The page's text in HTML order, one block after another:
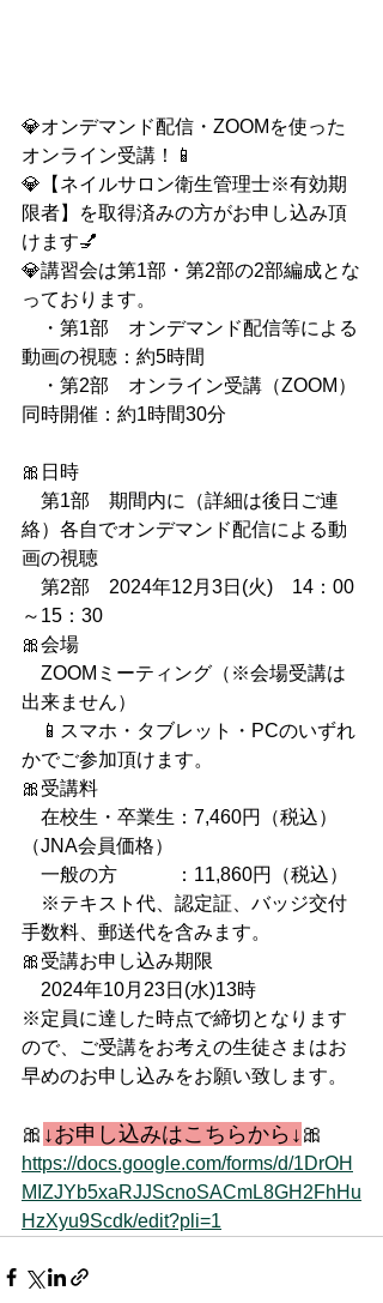
💎オンデマンド配信・ZOOMを使った
オンライン受講！📱
💎【ネイルサロン衛生管理士※有効期
限者】を取得済みの方がお申し込み頂
けます💅
💎講習会は第1部・第2部の2部編成とな
っております。
・第1部　オンデマンド配信等による
動画の視聴：約5時間
・第2部　オンライン受講（ZOOM）
同時開催：約1時間30分
🎀日時
第1部　期間内に（詳細は後日ご連
絡）各自でオンデマンド配信による動
画の視聴
第2部　2024年12月3日(火)　14：00
～15：30
🎀会場
ZOOMミーティング（※会場受講は
出来ません）
📱スマホ・タブレット・PCのいずれ
かでご参加頂けます。
🎀受講料
在校生・卒業生：7,460円（税込）
（JNA会員価格）
一般の方　　　：11,860円（税込）
※テキスト代、認定証、バッジ交付
手数料、郵送代を含みます。
🎀受講お申し込み期限
2024年10月23日(水)13時
※定員に達した時点で締切となります
ので、ご受講をお考えの生徒さまはお
早めのお申し込みをお願い致します。
🎀 ↓お申し込みはこちらから↓ 🎀
https://docs.google.com/forms/d/1DrOH
MIZJYb5xaRJJScnoSACmL8GH2FhHu
HzXyu9Scdk/edit?pli=1